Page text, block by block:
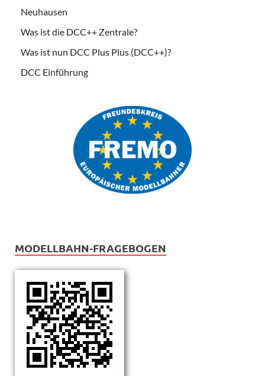
Neuhausen
Was ist die DCC++ Zentrale?
Was ist nun DCC Plus Plus (DCC++)?
DCC Einführung
MODELLBAHN-FRAGEBOGEN